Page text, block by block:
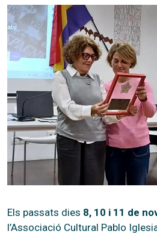
Els passats dies 8, 10 i 11 de
l’Associació Cultural Pablo